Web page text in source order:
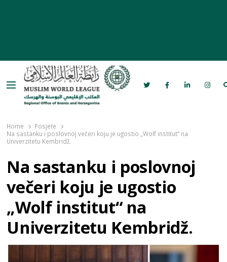
Menu
Bosni i Hercegovini
Home
Posjete
Na sastanku i poslovnoj večeri koju je ugostio „Wolf institut“ na
Univerzitetu Kembridž.
Na sastanku i poslovnoj
večeri koju je ugostio
„Wolf institut“ na
Univerzitetu Kembridž.